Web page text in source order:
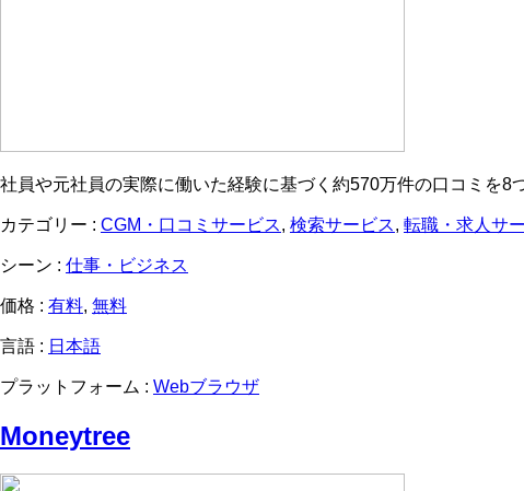
社員や元社員の実際に働いた経験に基づく約570万件の口コミを
カテゴリー : CGM・口コミサービス, 検索サービス, 転職・求人サ
シーン : 仕事・ビジネス
価格 : 有料, 無料
言語 : 日本語
プラットフォーム : Webブラウザ
Moneytree